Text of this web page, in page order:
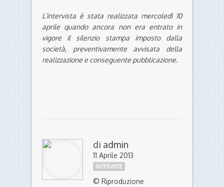
L’intervista è stata realizzata mercoledì 10
aprile quando ancora non era entrato in
vigore il silenzio stampa imposto dalla
società, preventivamente avvisata della
realizzazione e conseguente pubblicazione.
di admin
11 Aprile 2013
INTERVISTE
© Riproduzione